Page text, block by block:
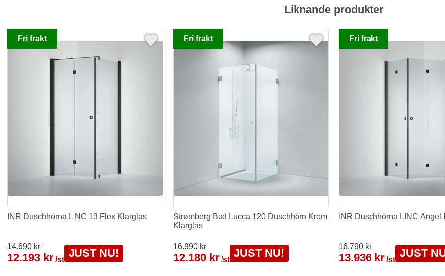
Liknande produkter
INR Duschhörna LINC 13 Flex Klarglas
14.690 kr
12.193 kr/st
JUST NU!
Fri frakt
Strømberg Bad Lucca 120 Duschhörn Krom
Klarglas
16.990 kr
12.180 kr /st
JUST NU!
Fri frakt
INR Duschhörna LINC Angel
16.790 kr
13.936 kr/st
JUST
Fri frakt